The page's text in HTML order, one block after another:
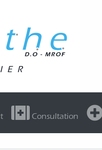
Consultation